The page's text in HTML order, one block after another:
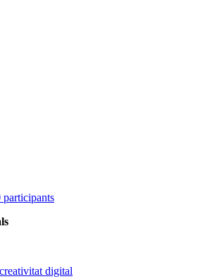
digital